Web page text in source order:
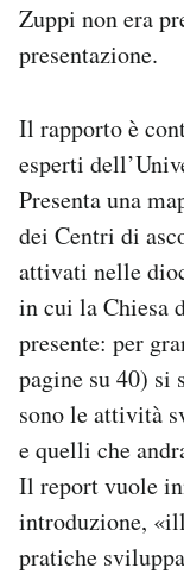
Zuppi non era
presentazione.
Il rapporto è
esperti
Presenta una
dei Centri di
attivati nelle
in cui la Chiesa
presente: per
pagine su 40) si
sono le attività
e quelli che
Il report vuole
introduzione,
pratiche